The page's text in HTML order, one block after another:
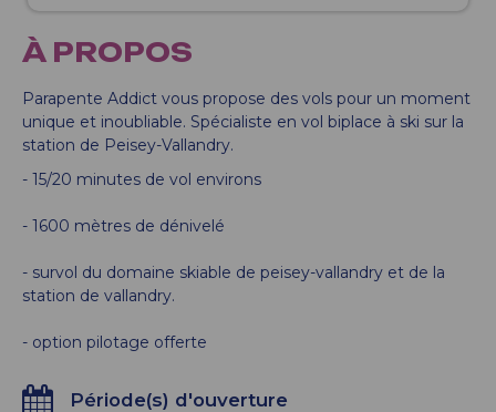
À PROPOS
Parapente Addict vous propose des vols pour un moment
unique et inoubliable. Spécialiste en vol biplace à ski sur la
station de Peisey-Vallandry.
- 15/20 minutes de vol environs
- 1600 mètres de dénivelé
- survol du domaine skiable de peisey-vallandry et de la
station de vallandry.
- option pilotage offerte
Période(s) d'ouverture